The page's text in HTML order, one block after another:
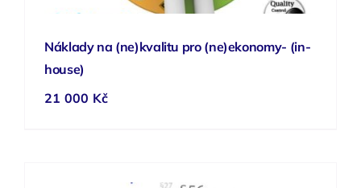
Náklady na (ne)kvalitu pro (ne)ekonomy- (in-
house)
21 000 Kč